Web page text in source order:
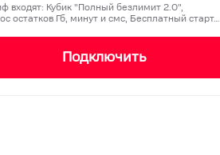
входят: Кубик "Полный безлимит 2.0",
остатков Гб, минут и смс, Бесплатный старт…
Подключить